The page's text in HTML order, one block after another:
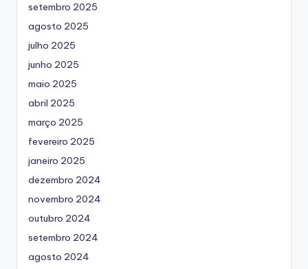
setembro 2025
agosto 2025
julho 2025
junho 2025
maio 2025
abril 2025
março 2025
fevereiro 2025
janeiro 2025
dezembro 2024
novembro 2024
outubro 2024
setembro 2024
agosto 2024